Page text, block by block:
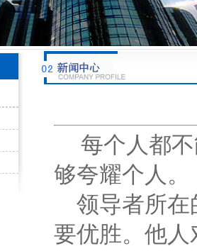
每个人都不
够夸耀个人。
领导者所在
要优胜。他